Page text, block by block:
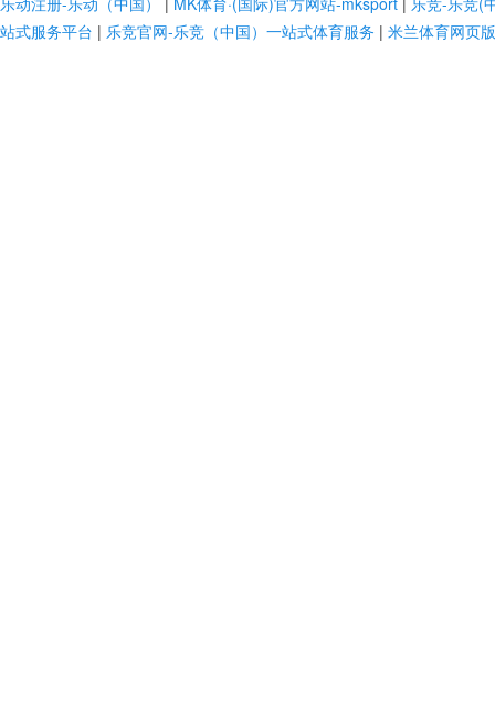
站式服务平台 | 乐竞官网-乐竞（中国）一站式体育服务 | 米兰体育网页